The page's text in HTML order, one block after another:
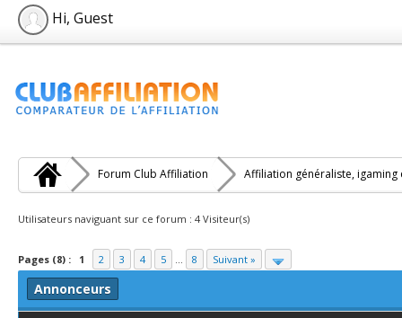
Hi, Guest
Forum Club Affiliation Affiliation généraliste, igaming
Utilisateurs naviguant sur ce forum : 4 Visiteur(s)
Pages (8) : 1 2 3 4 5 ... 8 Suivant »
Annonceurs